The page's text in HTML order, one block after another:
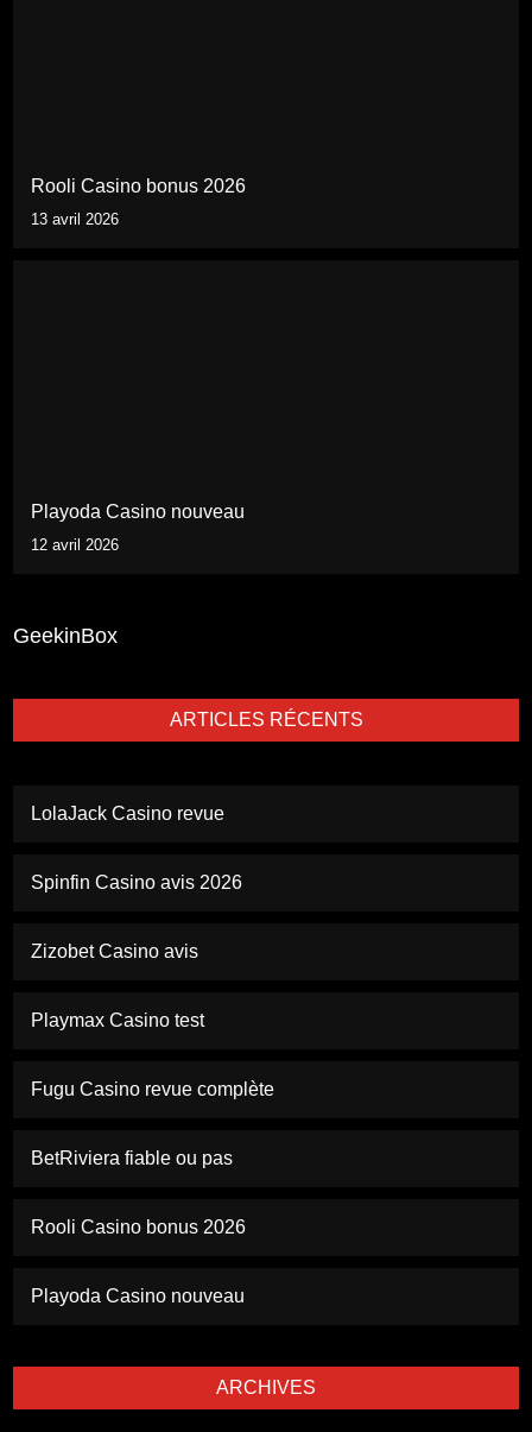
Rooli Casino bonus 2026
13 avril 2026
Playoda Casino nouveau
12 avril 2026
GeekinBox
ARTICLES RÉCENTS
LolaJack Casino revue
Spinfin Casino avis 2026
Zizobet Casino avis
Playmax Casino test
Fugu Casino revue complète
BetRiviera fiable ou pas
Rooli Casino bonus 2026
Playoda Casino nouveau
ARCHIVES